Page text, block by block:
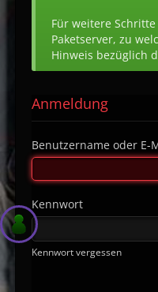
Für weitere
Paketserver, zu
Hinweis bezüglich
Anmeldung
Benutzername oder E-
Kennwort
Kennwort vergessen